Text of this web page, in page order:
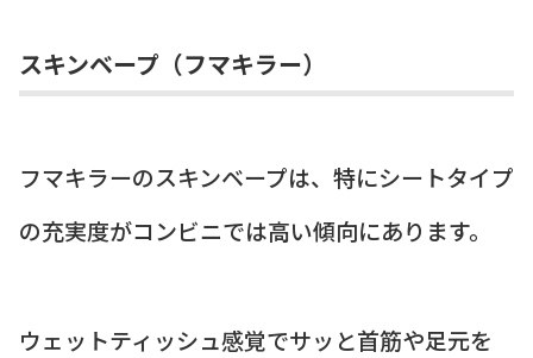
スキンベープ（フマキラー）
フマキラーのスキンベープは、特にシートタイプ
の充実度がコンビニでは高い傾向にあります。
ウェットティッシュ感覚でサッと首筋や足元を